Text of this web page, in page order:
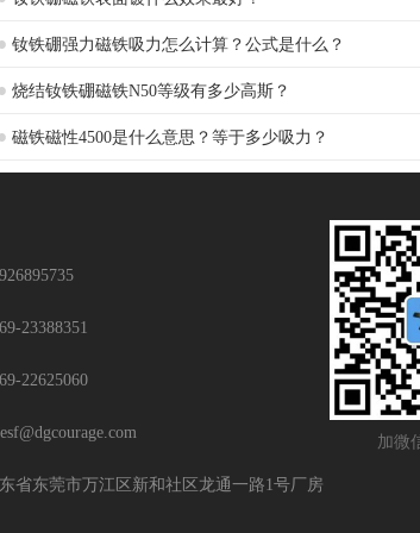
钕铁硼强力磁铁吸力怎么计算？公式是什么？
烧结钕铁硼磁铁N50等级有多少高斯？
磁铁磁性4500是什么意思？等于多少吸力？
加微
23388351
22625060
省东莞市万江区新和社区龙通一路1号厂房